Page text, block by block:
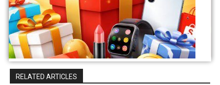
haphong
RELATED ARTICLES